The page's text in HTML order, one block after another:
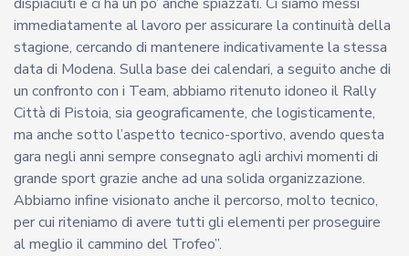
immediatamente al lavoro per assicurare la continuità della
stagione, cercando di mantenere indicativamente la stessa
data di Modena. Sulla base dei calendari, a seguito anche di
un confronto con i Team, abbiamo ritenuto idoneo il Rally
Città di Pistoia, sia geograficamente, che logisticamente,
ma anche sotto l’aspetto tecnico-sportivo, avendo questa
gara negli anni sempre consegnato agli archivi momenti di
grande sport grazie anche ad una solida organizzazione.
Abbiamo infine visionato anche il percorso, molto tecnico,
per cui riteniamo di avere tutti gli elementi per proseguire
al meglio il cammino del Trofeo”.